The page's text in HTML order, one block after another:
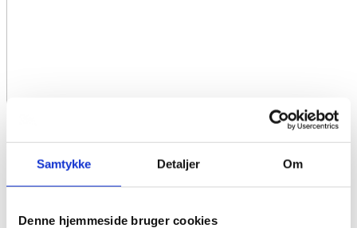
Samtykke Detaljer Om
Denne hjemmeside bruger cookies